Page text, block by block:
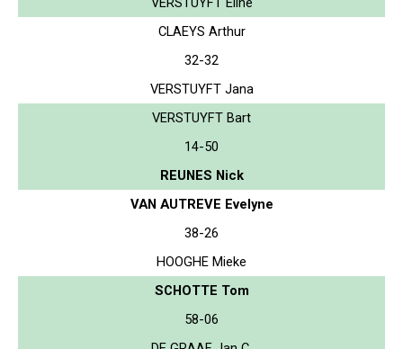
CLAEYS Arthur
32-32
VERSTUYFT Jana
VERSTUYFT Bart
14-50
REUNES Nick
VAN AUTREVE Evelyne
38-26
HOOGHE Mieke
SCHOTTE Tom
58-06